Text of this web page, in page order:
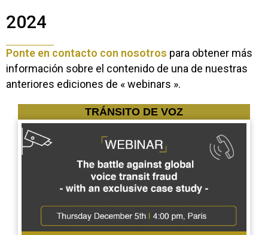
2024
Ponte en contacto con nosotros para obtener más
información sobre el contenido de una de nuestras
anteriores ediciones de « webinars ».
TRÁNSITO DE VOZ